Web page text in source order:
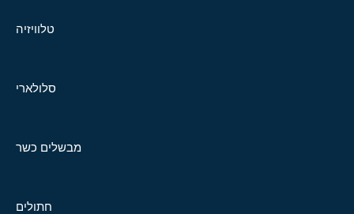
טלוויזיה
סלולארי
מבשלים כשר
חתולים